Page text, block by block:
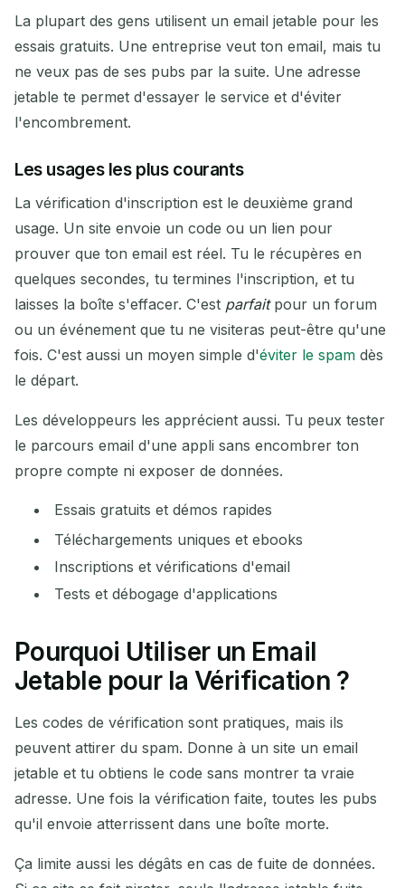
La plupart des gens utilisent un email jetable pour les
essais gratuits. Une entreprise veut ton email, mais tu
ne veux pas de ses pubs par la suite. Une adresse
jetable te permet d'essayer le service et d'éviter
l'encombrement.
Les usages les plus courants
La vérification d'inscription est le deuxième grand
usage. Un site envoie un code ou un lien pour
prouver que ton email est réel. Tu le récupères en
quelques secondes, tu termines l'inscription, et tu
laisses la boîte s'effacer. C'est parfaitpour un forum
ou un événement que tu ne visiteras peut-être qu'une
fois. C'est aussi un moyen simple d'éviter le spam dès
le départ.
Les développeurs les apprécient aussi. Tu peux tester
le parcours email d'une appli sans encombrer ton
propre compte ni exposer de données.
Essais gratuits et démos rapides
Téléchargements uniques et ebooks
Inscriptions et vérifications d'email
Tests et débogage d'applications
Pourquoi Utiliser un Email
Jetable pour la Vérification ?
Les codes de vérification sont pratiques, mais ils
peuvent attirer du spam. Donne à un site un email
jetable et tu obtiens le code sans montrer ta vraie
adresse. Une fois la vérification faite, toutes les pubs
qu'il envoie atterrissent dans une boîte morte.
Ça limite aussi les dégâts en cas de fuite de données.